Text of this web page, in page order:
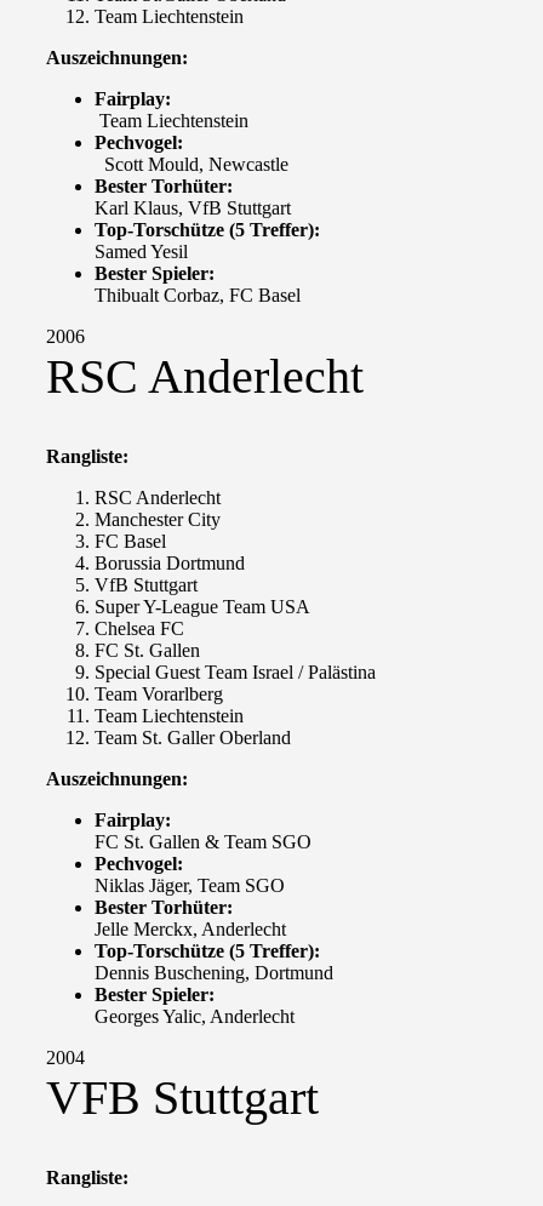
Team Liechtenstein
Auszeichnungen:
Fairplay:
Team Liechtenstein
Pechvogel:
Scott Mould, Newcastle
Bester Torhüter:
Karl Klaus, VfB Stuttgart
Top-Torschütze (5 Treffer):
Samed Yesil
Bester Spieler:
Thibualt Corbaz, FC Basel
2006
RSC Anderlecht
Rangliste:
RSC Anderlecht
Manchester City
FC Basel
Borussia Dortmund
VfB Stuttgart
Super Y-League Team USA
Chelsea FC
FC St. Gallen
Special Guest Team Israel / Palästina
Team Vorarlberg
Team Liechtenstein
Team St. Galler Oberland
Auszeichnungen:
Fairplay:
FC St. Gallen & Team SGO
Pechvogel:
Niklas Jäger, Team SGO
Bester Torhüter:
Jelle Merckx, Anderlecht
Top-Torschütze (5 Treffer):
Dennis Buschening, Dortmund
Bester Spieler:
Georges Yalic, Anderlecht
2004
VFB Stuttgart
Rangliste: